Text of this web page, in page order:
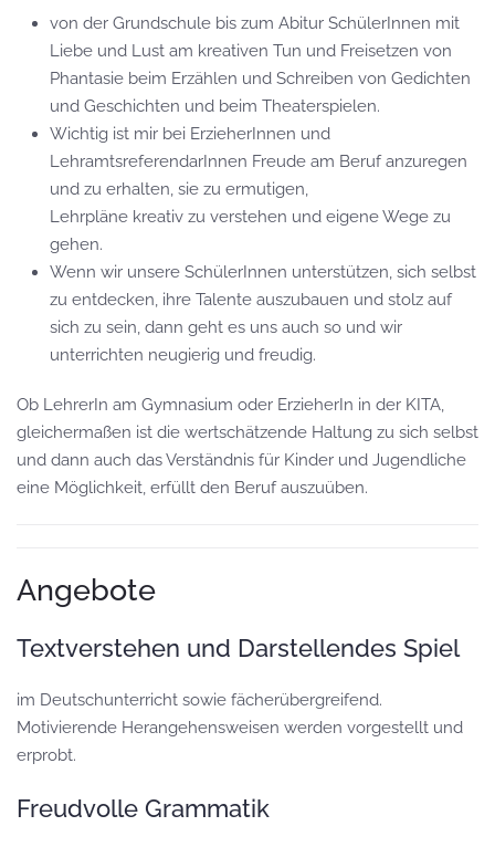
von der Grundschule bis zum Abitur SchülerInnen mit
Liebe und Lust am kreativen Tun und Freisetzen von
Phantasie beim Erzählen und Schreiben von Gedichten
und Geschichten und beim Theaterspielen.
Wichtig ist mir bei ErzieherInnen und
LehramtsreferendarInnen Freude am Beruf anzuregen
und zu erhalten, sie zu ermutigen,
Lehrpläne kreativ zu verstehen und eigene Wege zu
gehen.
Wenn wir unsere SchülerInnen unterstützen, sich selbst
zu entdecken, ihre Talente auszubauen und stolz auf
sich zu sein, dann geht es uns auch so und wir
unterrichten neugierig und freudig.
Ob LehrerIn am Gymnasium oder ErzieherIn in der KITA,
gleichermaßen ist die wertschätzende Haltung zu sich selbst
und dann auch das Verständnis für Kinder und Jugendliche
eine Möglichkeit, erfüllt den Beruf auszuüben.
Angebote
Textverstehen und Darstellendes Spiel
im Deutschunterricht sowie fächerübergreifend.
Motivierende Herangehensweisen werden vorgestellt und
erprobt.
Freudvolle Grammatik